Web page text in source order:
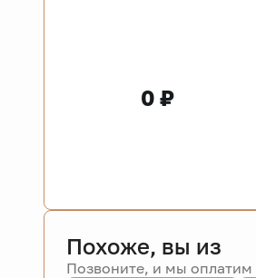
0 ₽
Похоже, вы из
Позвоните, и мы оплатим